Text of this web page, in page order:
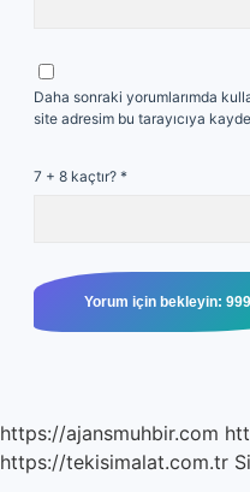
Daha sonraki yorumlarımda
site adresim bu tarayıcıya
7 + 8 kaçtır? *
https://ajansmuhbir.com
https://tekisimalat.com.tr